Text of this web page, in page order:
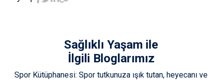
Sağlıklı Yaşam ile
İlgili Bloglarımız
Spor Kütüphanesi: Spor tutkunuza ışık tutan, heyecanı ve